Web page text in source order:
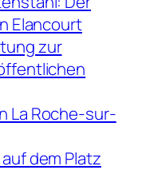
Elancourt
zur
La Roche-sur-
dem Platz